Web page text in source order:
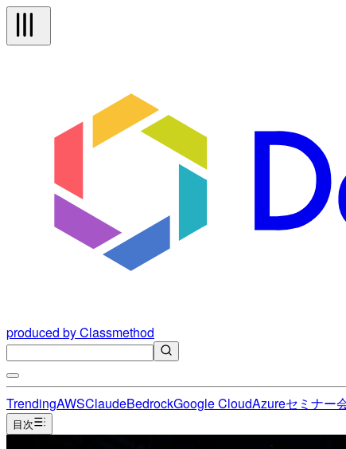
produced by Classmethod
TrendingAWSClaudeBedrockGoogle CloudAzureセミナー
目次